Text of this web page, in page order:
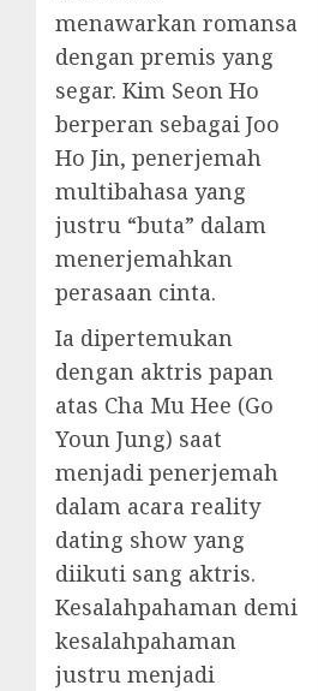
menawarkan romansa
dengan premis yang
segar. Kim Seon Ho
berperan sebagai Joo
Ho Jin, penerjemah
multibahasa yang
justru “buta” dalam
menerjemahkan
perasaan cinta.
Ia dipertemukan
dengan aktris papan
atas Cha Mu Hee (Go
Youn Jung) saat
menjadi penerjemah
dalam acara reality
dating show yang
diikuti sang aktris.
Kesalahpahaman demi
kesalahpahaman
justru menjadi